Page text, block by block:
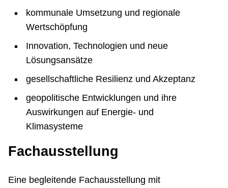
kommunale Umsetzung und regionale
Wertschöpfung
Innovation, Technologien und neue
Lösungsansätze
gesellschaftliche Resilienz und Akzeptanz
geopolitische Entwicklungen und ihre
Auswirkungen auf Energie- und
Klimasysteme
Fachausstellung
Eine begleitende Fachausstellung mit